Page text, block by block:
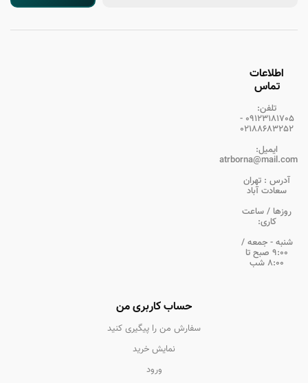
اطلاعات
تماس
تلفن:
09123181705 -
02188683252
ایمیل:
atrborna@mail.com
آدرس : تهران
سعادت آباد
روزها / ساعت
کاری:
شنبه - جمعه /
9:00 صبح تا
8:00 شب
حساب کاربری من
سفارش من را پیگیری کنید
نمایش خرید
ورود